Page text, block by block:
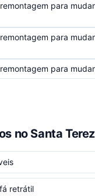
para
para
para
no Santa
retrátil